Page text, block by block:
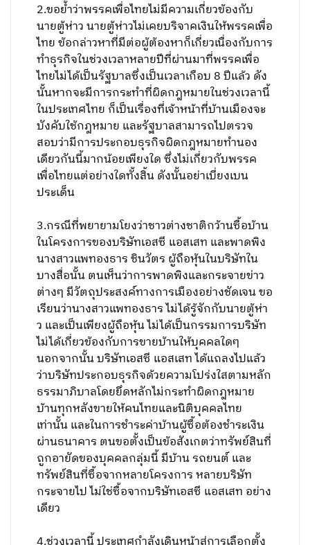
2.ขอย้ำว่าพรรคเพื่อไทยไม่มีความเกี่ยวข้องกับ
นายตู้ห่าว นายตู้ห่าวไม่เคยบริจาคเงินให้พรรคเพื่อ
ไทย ข้อกล่าวหาที่มีต่อผู้ต้องหาก็เกี่ยวเนื่องกับการ
ทำธุรกิจในช่วงเวลาหลายปีที่ผ่านมาที่พรรคเพื่อ
ไทยไม่ได้เป็นรัฐบาลซึ่งเป็นเวลาเกือบ 8 ปีแล้ว ดัง
นั้นหากจะมีการกระทำที่ผิดกฎหมายในช่วงเวลานี้
ในประเทศไทย ก็เป็นเรื่องที่เจ้าหน้าที่บ้านเมืองจะ
บังคับใช้กฎหมาย และรัฐบาลสามารถไปตรวจ
สอบว่ามีการประกอบธุรกิจผิดกฎหมายทำนอง
เดียวกันนี้มากน้อยเพียงใด ซึ่งไม่เกี่ยวกับพรรค
เพื่อไทยแต่อย่างใดทั้งสิ้น ดังนั้นอย่าเบี่ยงเบน
ประเด็น
3.กรณีที่พยายามโยงว่าชาวต่างชาติกว้านซื้อบ้าน
ในโครงการของบริษัทเอสซี แอสเสท และพาดพิง
นางสาวแพทองธาร ชินวัตร ผู้ถือหุ้นในบริษัทใน
บางสื่อนั้น ตนเห็นว่าการพาดพิงและกระจายข่าว
ต่างๆ มีวัตถุประสงค์ทางการเมืองอย่างชัดเจน ขอ
เรียนว่านางสาวแพทองธาร ไม่ได้รู้จักกับนายตู้ห่า
ว และเป็นเพียงผู้ถือหุ้น ไม่ได้เป็นกรรมการบริษัท
ไม่ได้เกี่ยวข้องกับการขายบ้านให้บุคคลใดๆ
นอกจากนั้น บริษัทเอสซี แอสเสท ได้แถลงไปแล้ว
ว่าบริษัทประกอบธุรกิจด้วยความโปร่งใสตามหลัก
ธรรมาภิบาลโดยยึดหลักไม่กระทำผิดกฎหมาย
บ้านทุกหลังขายให้คนไทยและนิติบุคคลไทย
เท่านั้น และในการชำระค่าบ้านผู้ซื้อต้องชำระเงิน
ผ่านธนาคาร ตนขอตั้งเป็นข้อสังเกตว่าทรัพย์สินที่
ถูกอายัดของบุคคลกลุ่มนี้ มีบ้าน รถยนต์ และ
ทรัพย์สินที่ซื้อจากหลายโครงการ หลายบริษัท
กระจายไป ไม่ใช่ซื้อจากบริษัทเอสซี แอสเสท อย่าง
เดียว